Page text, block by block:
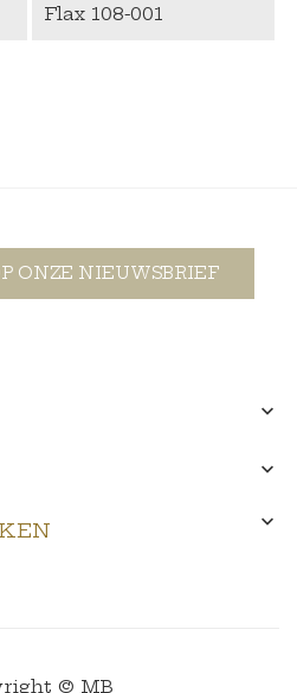
Flax 108-001
ONZE NIEUWSBRIEF



© MB